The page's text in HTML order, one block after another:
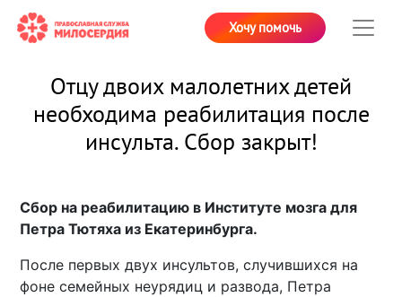
Хочу помочь
Отцу двоих малолетних детей
необходима реабилитация после
инсульта. Сбор закрыт!
Сбор на реабилитацию в Институте мозга для
Петра Тютяха из Екатеринбурга.
После первых двух инсультов, случившихся на
фоне семейных неурядиц и развода, Петра